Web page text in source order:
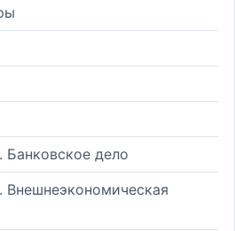
Банковское дело
Внешнеэкономическая